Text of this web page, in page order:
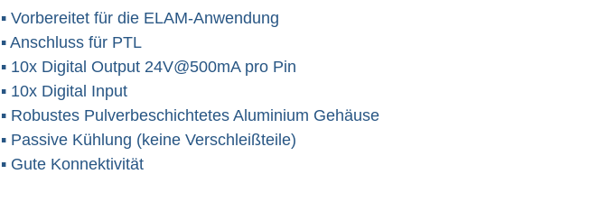
▪ Vorbereitet für die ELAM-Anwendung
▪ Anschluss für PTL
▪ 10x Digital Output 24V@500mA pro Pin
▪ 10x Digital Input
▪ Robustes Pulverbeschichtetes Aluminium Gehäuse
▪ Passive Kühlung (keine Verschleißteile)
▪ Gute Konnektivität